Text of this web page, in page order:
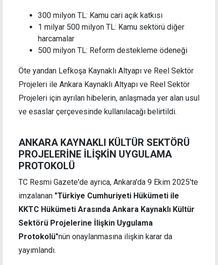
300 milyon TL: Kamu cari açık katkısı
1 milyar 500 milyon TL: Kamu sektörü diğer
harcamalar
500 milyon TL: Reform destekleme ödeneği
Öte yandan Lefkoşa Kaynaklı Altyapı ve Reel Sektör
Projeleri ile Ankara Kaynaklı Altyapı ve Reel Sektör
Projeleri için ayrılan hibelerin, anlaşmada yer alan usul
ve esaslar çerçevesinde kullanılacağı belirtildi.
ANKARA KAYNAKLI KÜLTÜR SEKTÖRÜ
PROJELERİNE İLİŞKİN UYGULAMA
PROTOKOLÜ
TC Resmi Gazete'de ayrıca, Ankara'da 9 Ekim 2025'te
imzalanan "Türkiye Cumhuriyeti Hükümeti ile
KKTC Hükümeti Arasında Ankara Kaynaklı Kültür
Sektörü Projelerine İlişkin Uygulama
Protokolü"nün onaylanmasına ilişkin karar da
yayımlandı.